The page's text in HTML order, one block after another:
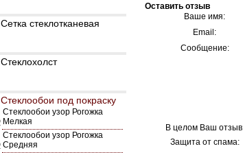
Сетка стеклотканевая
Стеклохолст
Стеклообои под покраску
Стеклообои узор Рогожка
Мелкая
Стеклообои узор Рогожка
Средняя
Оставить отзыв
Ваше имя:
Email:
Сообщение:
В целом Ваш
Защита от спама: